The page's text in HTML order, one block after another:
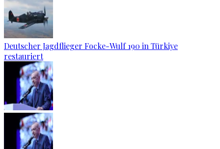
Deutscher Jagdflieger Focke-Wulf 190 in Türkiye
restauriert